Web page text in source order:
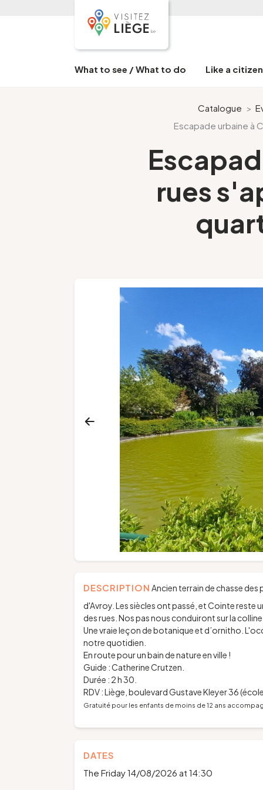
What to see / What to do Like a
Catalogue >
Escapade urbaine à
rues
DESCRIPTION Ancien terrain de chasse
d'Avroy. Les siècles ont passé, et Cointe reste
des rues. Nos pas nous conduiront sur la
Une vraie leçon de botanique et d’ornitho.
notre quotidien.
En route pour un bain de nature en ville !
Guide : Catherine Crutzen.
Durée : 2 h 30.
RDV : Liège, boulevard Gustave Kleyer 36
Gratuité pour les enfants de moins de 12 ans
DATES
The Friday 14/08/2026 at 14:30